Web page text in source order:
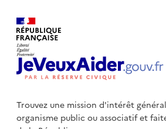
Trouvez une mission d'intérêt
organisme publicou associatif et